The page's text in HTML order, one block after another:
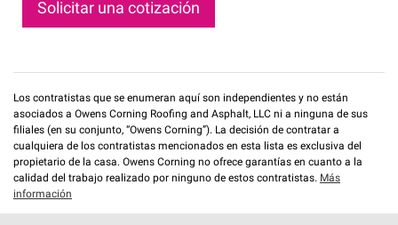
Solicitar una cotización
Los contratistas que se enumeran aquí son independientes y no están
asociados a Owens Corning Roofing and Asphalt, LLC ni a ninguna de sus
filiales (en su conjunto, “Owens Corning”). La decisión de contratar a
cualquiera de los contratistas mencionados en esta lista es exclusiva del
propietario de la casa. Owens Corning no ofrece garantías en cuanto a la
calidad del trabajo realizado por ninguno de estos contratistas. Más
información